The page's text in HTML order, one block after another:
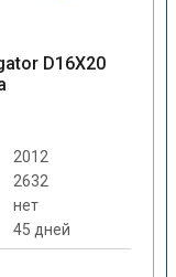
D16X20
2012
2632
нет
45 дней